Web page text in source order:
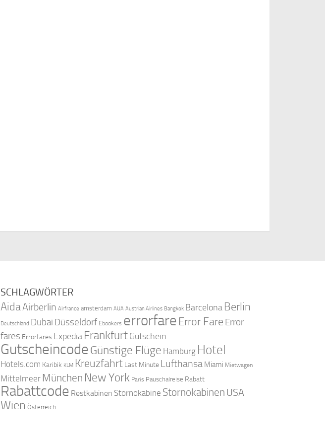
SCHLAGWÖRTER
AidaAirberlin Airfrance amsterdam AUA Austrian Airlines Bangkok Barcelona Berlin
Deutschland Dubai Düsseldorf Ebookers errorfare Error Fare Error
fares Errorfares Expedia FrankfurtGutschein
GutscheincodeGünstige Flüge Hamburg Hotel
Hotels.com Karibik KLM Kreuzfahrt Last Minute Lufthansa Miami Mietwagen
Mittelmeer München New York Paris Pauschalreise Rabatt
Rabattcode Restkabinen Stornokabine Stornokabinen USA
Wien Österreich